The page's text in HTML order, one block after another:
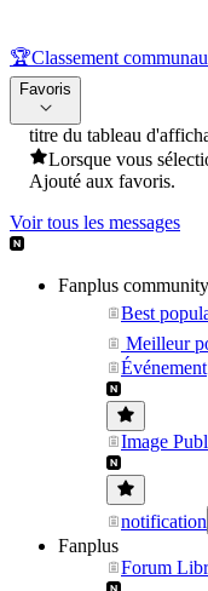
🏆Classement
Favoris
titre du tableau
Lorsque vous
Ajouté aux favoris.
Voir tous les messages
Fanplus community
Best
Meilleur
Événement
Image
notification
Fanplus
Forum